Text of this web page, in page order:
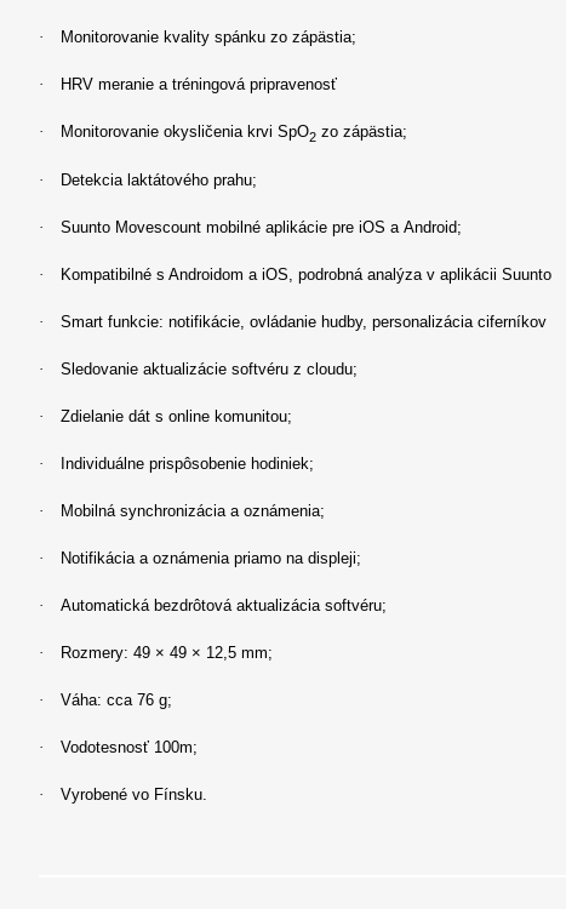
· Monitorovanie kvality spánku zo zápästia;
· HRV meranie a tréningová pripravenosť
· Monitorovanie okysličenia krvi SpO2 zo zápästia;
· Detekcia laktátového prahu;
· Suunto Movescount mobilné aplikácie pre iOS a Android;
· Kompatibilné s Androidom a iOS, podrobná analýza v aplikácii Suunto
· Smart funkcie: notifikácie, ovládanie hudby, personalizácia ciferníkov
· Sledovanie aktualizácie softvéru z cloudu;
· Zdielanie dát s online komunitou;
· Individuálne prispôsobenie hodiniek;
· Mobilná synchronizácia a oznámenia;
· Notifikácia a oznámenia priamo na displeji;
· Automatická bezdrôtová aktualizácia softvéru;
· Rozmery: 49 × 49 × 12,5 mm;
· Váha: cca 76 g;
· Vodotesnosť 100m;
· Vyrobené vo Fínsku.